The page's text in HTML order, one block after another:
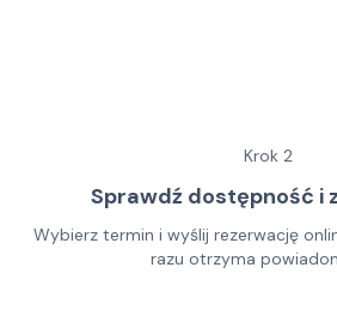
Krok 2
Sprawdź dostępność i
Wybierz termin i wyślij rezerwację
razu otrzyma